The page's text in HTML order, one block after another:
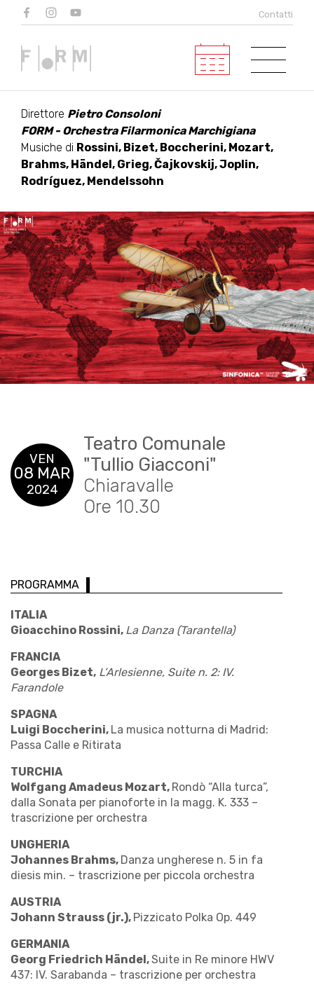
Contatti
IL GIRO DEL MONDO IN
UN CONCERTO -
Concerto per le scuole
Direttore Pietro Consoloni
FORM - Orchestra Filarmonica Marchigiana
Musiche di Rossini, Bizet, Boccherini, Mozart,
Brahms, Händel, Grieg, Čajkovskij, Joplin,
Rodríguez, Mendelssohn
VEN
08 MAR
2024
Teatro Comunale
"Tullio Giacconi"
Chiaravalle
Ore 10.30
PROGRAMMA
ITALIA
Gioacchino Rossini, La Danza (Tarantella)
FRANCIA
Georges Bizet, L’Arlesienne, Suite n. 2: IV.
Farandole
SPAGNA
Luigi Boccherini, La musica notturna di Madrid:
Passa Calle e Ritirata
TURCHIA
Wolfgang Amadeus Mozart, Rondò “Alla turca”,
dalla Sonata per pianoforte in la magg. K. 333 –
trascrizione per orchestra
UNGHERIA
Johannes Brahms, Danza ungherese n. 5 in fa
diesis min. – trascrizione per piccola orchestra
AUSTRIA
Johann Strauss (jr.), Pizzicato Polka Op. 449
GERMANIA
Georg Friedrich Händel,Suite in Re minore HWV
437: IV. Sarabanda – trascrizione per orchestra